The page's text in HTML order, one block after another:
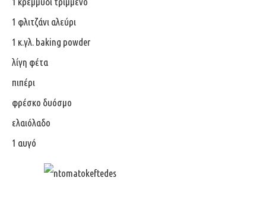
1 φλιτζάνι αλεύρι
1 κ.γλ. baking powder
λίγη φέτα
πιπέρι
φρέσκο δυόσμο
ελαιόλαδο
1 αυγό